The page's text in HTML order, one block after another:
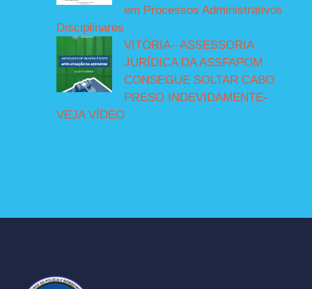
em Processos Administrativos
Disciplinares
VITÓRIA– ASSESSORIA
JURÍDICA DA ASSFAPOM
CONSEGUE SOLTAR CABO
PRESO INDEVIDAMENTE-
VEJA VÍDEO